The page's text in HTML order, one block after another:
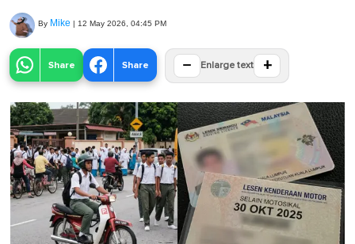
By Mike | 12 May 2026, 04:45 PM
Share Share − Enlarge text +